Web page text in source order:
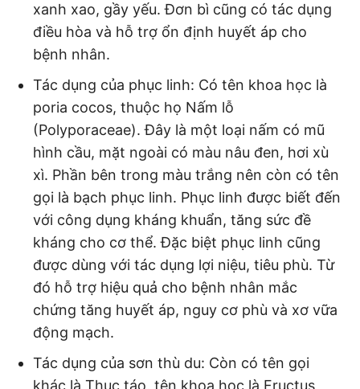
xanh xao, gầy yếu. Đơn bì cũng có tác dụng
điều hòa và hỗ trợ ổn định huyết áp cho
bệnh nhân.
Tác dụng của phục linh: Có tên khoa học là
poria cocos, thuộc họ Nấm lỗ
(Polyporaceae). Đây là một loại nấm có mũ
hình cầu, mặt ngoài có màu nâu đen, hơi xù
xì. Phần bên trong màu trắng nên còn có tên
gọi là bạch phục linh. Phục linh được biết đến
với công dụng kháng khuẩn, tăng sức đề
kháng cho cơ thể. Đặc biệt phục linh cũng
được dùng với tác dụng lợi niệu, tiêu phù. Từ
đó hỗ trợ hiệu quả cho bệnh nhân mắc
chứng tăng huyết áp, nguy cơ phù và xơ vữa
động mạch.
Tác dụng của sơn thù du: Còn có tên gọi
khác là Thục táo, tên khoa học là Fructus